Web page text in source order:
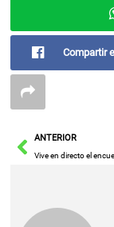
Compartir
AntANTERIOR